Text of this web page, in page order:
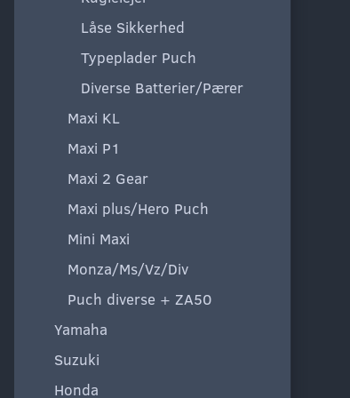
Låse Sikkerhed
Typeplader Puch
Diverse Batterier/Pærer
Maxi KL
Maxi P1
Maxi 2 Gear
Maxi plus/Hero Puch
Mini Maxi
Monza/Ms/Vz/Div
Puch diverse + ZA50
Yamaha
Suzuki
Honda